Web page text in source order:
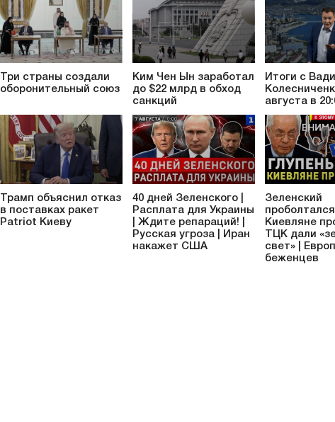
Три страны создали
оборонительный союз
Ким Чен Ын заработал
до $22 млрд в обход
санкций
Итоги с
августа в
Трамп объяснил отказ
в поставках ракет
Patriot Киеву
40 дней Зеленского |
Расплата для Украины
| Ждите репараций! |
Русская угроза | Иран
накажет США
Зеленский
проболтался |
Киевляне
ТЦК дали
свет» |
беженцев